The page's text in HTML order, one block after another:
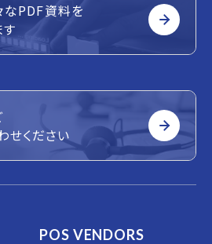
なPDF資料を
せください
POS VENDORS